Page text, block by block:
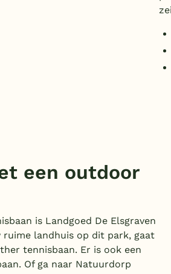
een outdoor
is Landgoed De Elsgraven
landhuis op dit park, gaat
tennisbaan. Er is ook een
Of ga naar Natuurdorp